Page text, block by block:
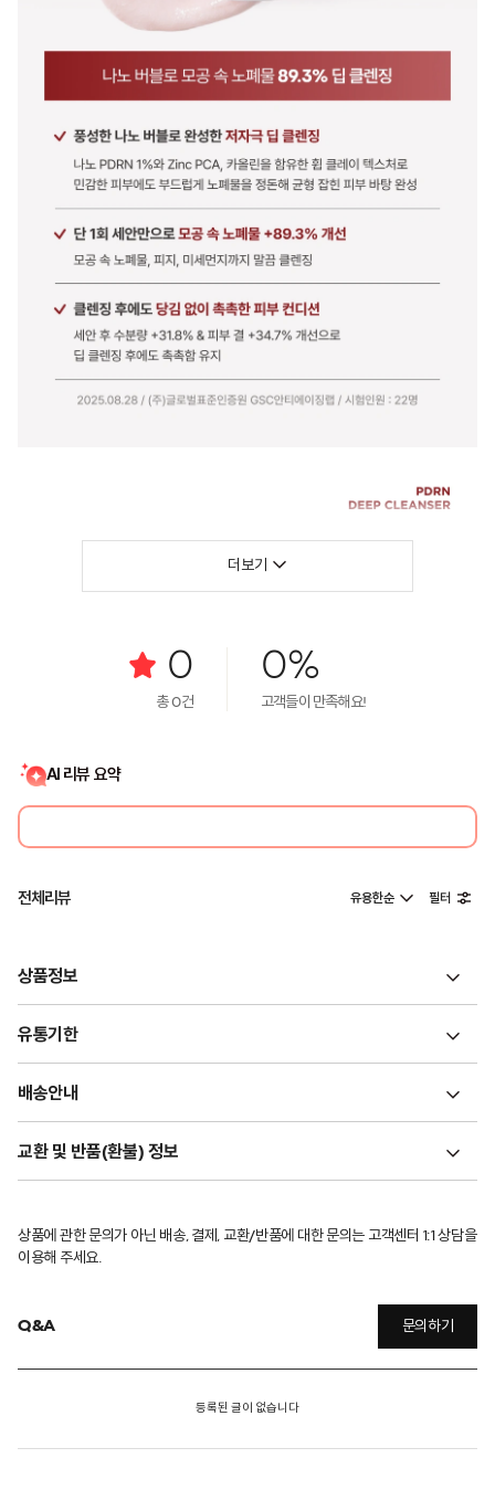
더보기
0
총0건
0%
고객들이 만족해요!
AI 리뷰 요약
전체리뷰 유용한순 필터
상품정보
유통기한
배송안내
교환 및 반품(환불) 정보
상품에 관한 문의가 아닌 배송, 결제, 교환/반품에 대한 문의는 고객센터 1:1 상담을
이용해 주세요.
Q&A 문의하기
등록된 글이 없습니다